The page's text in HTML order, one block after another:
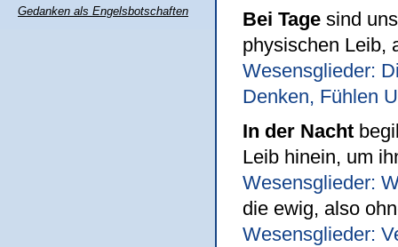
Bei Tage sind
physischen Leib,
Wesensglieder:
Denken, Fühlen
In der Nacht
Leib hinein, um
Wesensglieder:
die ewig, also
Wesensglieder:
Gedanken als Engelsbotschaften